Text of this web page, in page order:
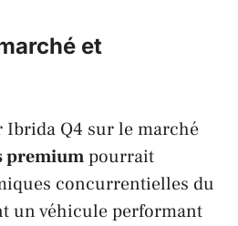
et
Ibrida Q4 sur le marché
premiumpourrait
concurrentielles du
un véhicule performant